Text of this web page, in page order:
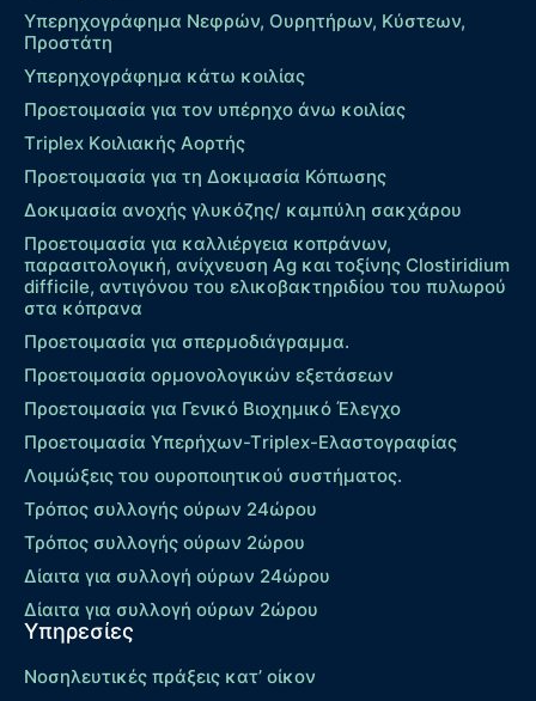
Υπερηχογράφημα Νεφρών, Ουρητήρων, Κύστεων,
Προστάτη
Υπερηχογράφημα κάτω κοιλίας
Προετοιμασία για τον υπέρηχο άνω κοιλίας
Τriplex Kοιλιακής Αορτής
Προετοιμασία για τη Δοκιμασία Κόπωσης
Δοκιμασία ανοχής γλυκόζης/ καμπύλη σακχάρου
Προετοιμασία για καλλιέργεια κοπράνων,
παρασιτολογική, ανίχνευση Ag και τοξίνης Clostiridium
difficile, αντιγόνου του ελικοβακτηριδίου του πυλωρού
στα κόπρανα
Προετοιμασία για σπερμοδιάγραμμα.
Προετοιμασία ορμονολογικών εξετάσεων
Προετοιμασία για Γενικό Βιοχημικό Έλεγχο
Προετοιμασία Υπερήχων-Τriplex-Ελαστογραφίας
Λοιμώξεις του ουροποιητικού συστήματος.
Τρόπος συλλογής ούρων 24ώρου
Τρόπος συλλογής ούρων 2ώρου
Δίαιτα για συλλογή ούρων 24ώρου
Δίαιτα για συλλογή ούρων 2ώρου
Υπηρεσίες
Νοσηλευτικές πράξεις κατ’ οίκον